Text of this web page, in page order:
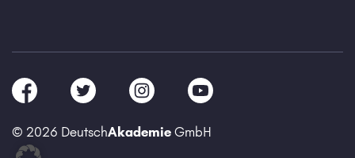
© 2026 DeutschAkademie GmbH